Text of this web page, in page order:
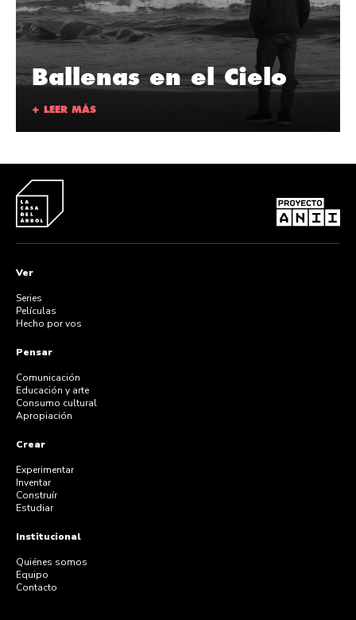
Ballenas en el Cielo
+ LEER MÁS
Ver
Series
Películas
Hecho por vos
Pensar
Comunicación
Educación y arte
Consumo cultural
Apropiación
Crear
Experimentar
Inventar
Construír
Estudiar
Institucional
Quiénes somos
Equipo
Contacto